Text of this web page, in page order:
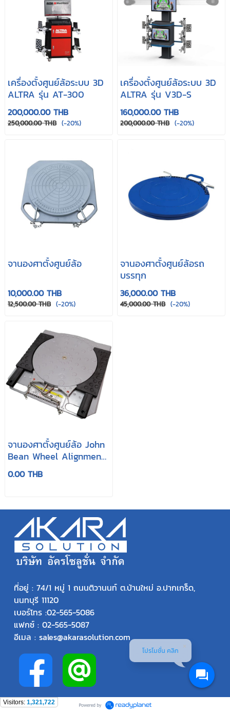
เครื่องตั้งศูนย์ล้อระบบ 3D
ALTRA รุ่น AT-300
200,000.00 THB
250,000.00 THB (-20%)
เครื่องตั้งศูนย์ล้อระบบ 3D
ALTRA รุ่น V3D-S
160,000.00 THB
200,000.00 THB (-20%)
จานองศาตั้งศูนย์ล้อ
10,000.00 THB
12,500.00 THB (-20%)
จานองศาตั้งศูนย์ล้อรถ
บรรทุก
36,000.00 THB
45,000.00 THB (-20%)
จานองศาตั้งศูนย์ล้อ John
Bean Wheel Alignment
Turn plates
0.00 THB
ที่อยู่ : 74/1 หมู่ 1 ถนนติวานนท์ ต.บ้านใหม่ อ.ปากเกร็ด,
นนทบุรี 11120
เบอร์โทร :02-565-5086
แฟกซ์ : 02-565-5087
อีเมล : sales@akarasolution.com
Visitors: 1,321,722
โปรโมชั่น คลิก